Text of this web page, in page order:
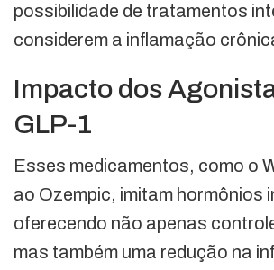
possibilidade de tratamentos
considerem a inflamação
Impacto dos
GLP-1
Esses medicamentos, como o
ao Ozempic, imitam hormônios
oferecendo não apenas
mas também uma redução na